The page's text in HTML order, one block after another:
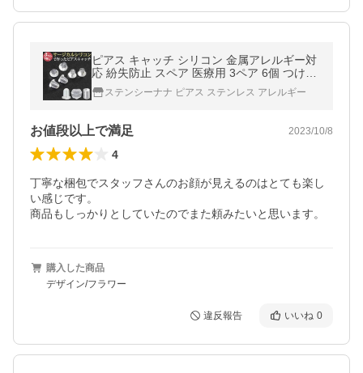
ピアス キャッチ シリコン 金属アレルギー対
応 紛失防止 スペア 医療用 3ペア 6個 つけっ
ぱなし サージカルステンレス
ステンシーナナ ピアス ステンレス アレルギー
お値段以上で満足 2023/10/8
4
丁寧な梱包でスタッフさんのお顔が見えるのはとても楽し
い感じです。
商品もしっかりとしていたのでまた頼みたいと思います。
購入した商品
デザイン/フラワー
違反報告 いいね 0